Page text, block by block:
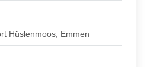
Hüslenmoos, Emmen